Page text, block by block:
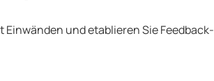
und etablieren Sie Feedback-